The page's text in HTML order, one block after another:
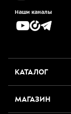
Наши каналы
КАТАЛОГ
МАГАЗИН